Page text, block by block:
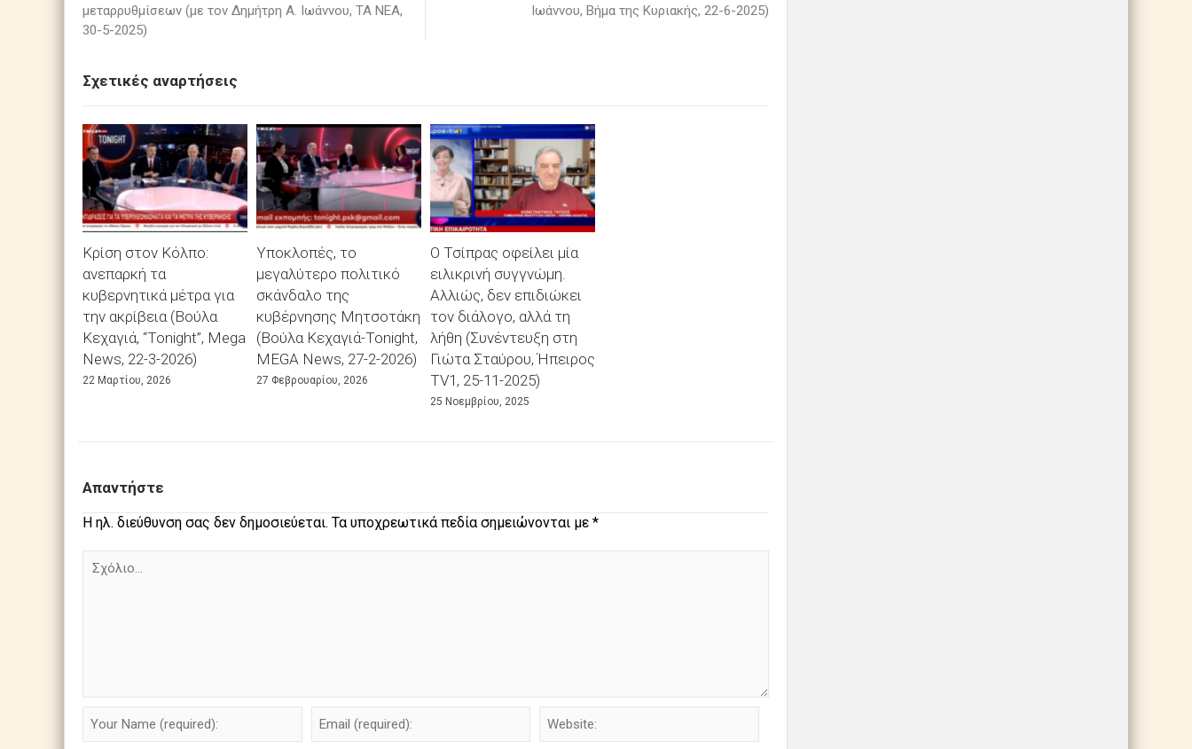
μεταρρυθμίσεων (με τον Δημήτρη Α. Ιωάννου, ΤΑ ΝΕΑ,
30-5-2025)
Ιωάννου, Βήμα της Κυριακής, 22-6-2025)
Σχετικές αναρτήσεις
Κρίση στον Κόλπο:
ανεπαρκή τα
κυβερνητικά μέτρα για
την ακρίβεια (Βούλα
Κεχαγιά, “Tonight”, Mega
News, 22-3-2026)
22 Μαρτίου, 2026
Υποκλοπές, το
μεγαλύτερο πολιτικό
σκάνδαλο της
κυβέρνησης Μητσοτάκη
(Βούλα Κεχαγιά-Tonight,
MEGA News, 27-2-2026)
27 Φεβρουαρίου, 2026
Ο Τσίπρας οφείλει μία
ειλικρινή συγγνώμη.
Αλλιώς, δεν επιδιώκει
τον διάλογο, αλλά τη
λήθη (Συνέντευξη στη
Γιώτα Σταύρου, Ήπειρος
TV1, 25-11-2025)
25 Νοεμβρίου, 2025
Απαντήστε
Η ηλ. διεύθυνση σας δεν δημοσιεύεται. Τα υποχρεωτικά πεδία σημειώνονται με *